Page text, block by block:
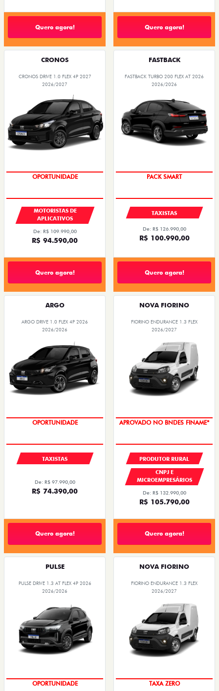
Quero agora! Quero agora!
CRONOS
CRONOS DRIVE 1.0 FLEX 4P 2027
2026/2027
OPORTUNIDADE
MOTORISTAS DE
APLICATIVOS
De: R$ 109.990,00
R$ 94.590,00
Quero agora!
FASTBACK
FASTBACK TURBO 200 FLEX AT 2026
2026/2026
PACK SMART
TAXISTAS
De: R$ 126.990,00
R$ 100.990,00
Quero agora!
ARGO
ARGO DRIVE 1.0 FLEX 4P 2026
2026/2026
OPORTUNIDADE
TAXISTAS
De: R$ 97.990,00
R$ 74.390,00
Quero agora!
NOVA FIORINO
FIORINO ENDURANCE 1.3 FLEX
2026/2027
APROVADO NO BNDES FINAME*
PRODUTOR RURAL
CNPJ E
MICROEMPRESÁRIOS
De: R$ 132.990,00
R$ 105.790,00
Quero agora!
PULSE
PULSE DRIVE 1.3 AT FLEX 4P 2026
2026/2026
OPORTUNIDADE
NOVA FIORINO
FIORINO ENDURANCE 1.3 FLEX
2026/2027
TAXA ZERO